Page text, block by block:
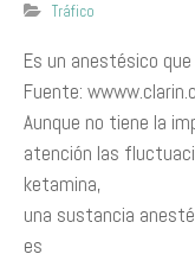
Tráfico
Es un anestésico
Fuente:
Aunque no tiene la
atención las
ketamina,
una sustancia
es